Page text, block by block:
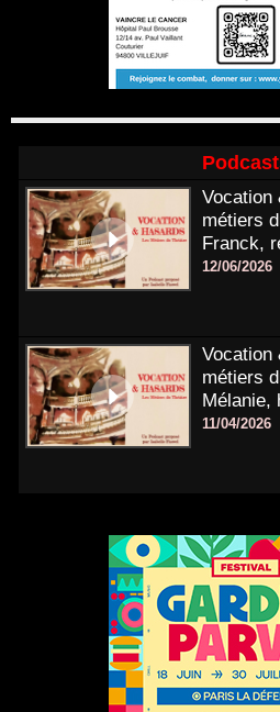
Vocation
métiers
Franck,
12/06/2026
Vocation
métiers
Mélanie,
11/04/2026